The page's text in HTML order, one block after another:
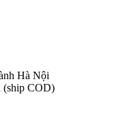
Hà Nội
(ship COD)